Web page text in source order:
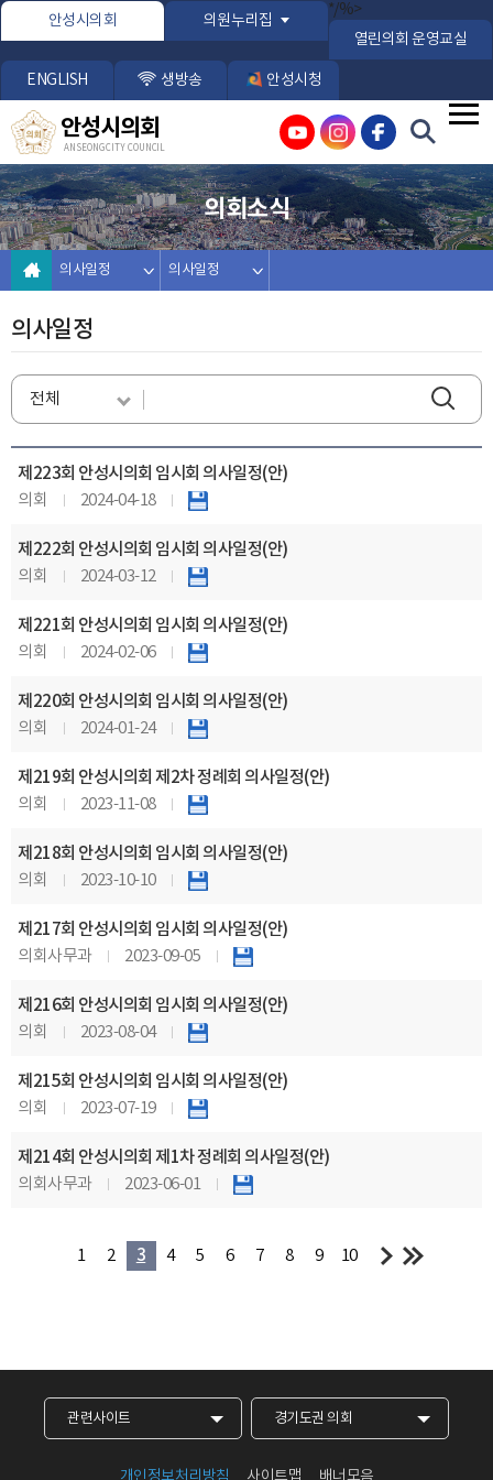
본문바로가기
안성시의회 의원누리집
*/%>
열린의회 운영교실
ENGLISH 생방송 안성시청
안성시의회
ANSEONG CITY COUNCIL
의회소식
의사일정 의사일정
의사일정
제223회 안성시의회 임시회 의사일정(안)
의회 2024-04-18
제222회 안성시의회 임시회 의사일정(안)
의회 2024-03-12
제221회 안성시의회 임시회 의사일정(안)
의회 2024-02-06
제220회 안성시의회 임시회 의사일정(안)
의회 2024-01-24
제219회 안성시의회 제2차 정례회 의사일정(안)
의회 2023-11-08
제218회 안성시의회 임시회 의사일정(안)
의회 2023-10-10
제217회 안성시의회 임시회 의사일정(안)
의회사무과 2023-09-05
제216회 안성시의회 임시회 의사일정(안)
의회 2023-08-04
제215회 안성시의회 임시회 의사일정(안)
의회 2023-07-19
제214회 안성시의회 제1차 정례회 의사일정(안)
의회사무과 2023-06-01
1 2 3 4 5 6 7 8 9 10
관련사이트 경기도권 의회